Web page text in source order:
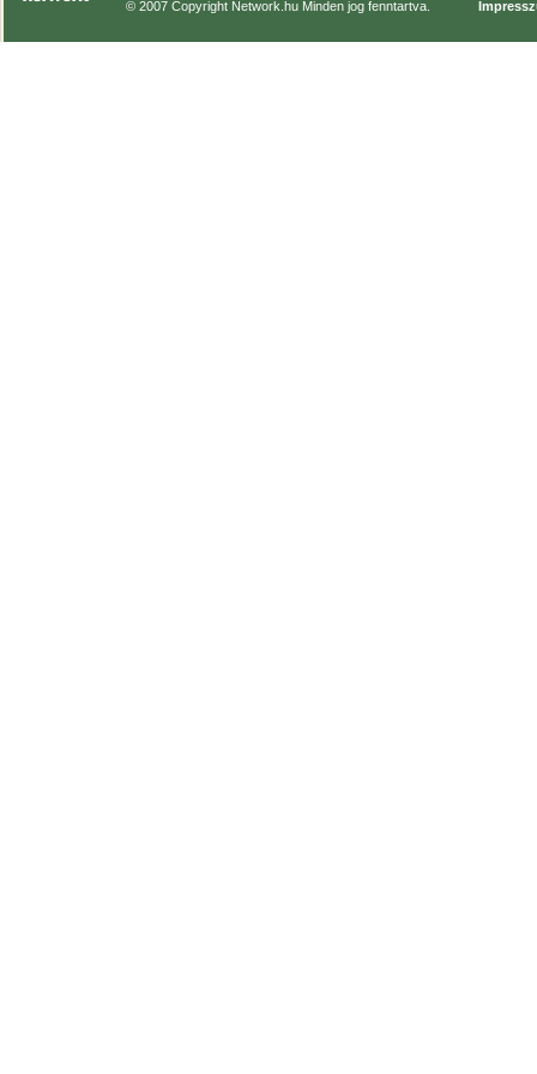
© 2007 Copyright Network.hu Minden jog fenntartva.